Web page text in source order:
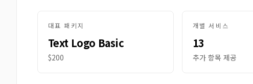
대표 패키지
Text Logo Basic
$200
개별 서비스
13
추가 항목 제공